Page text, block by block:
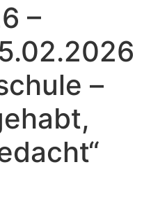
–
–